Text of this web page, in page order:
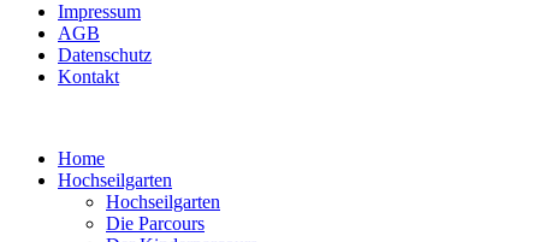
Impressum
AGB
Datenschutz
Kontakt
Home
Hochseilgarten
Hochseilgarten
Die Parcours